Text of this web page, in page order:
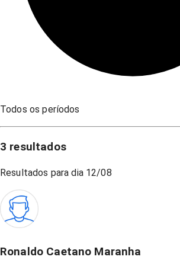
Todos os períodos
3 resultados
Resultados para dia 12/08
Ronaldo Caetano Maranha